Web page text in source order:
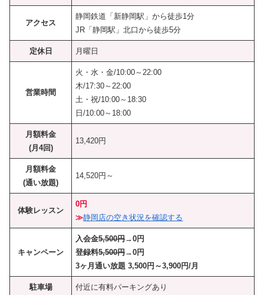
アクセス
静岡鉄道「新静岡駅」から徒歩1分
JR「静岡駅」北口から徒歩5分
定休日 月曜日
営業時間
火・水・金/10:00～22:00
木/17:30～22:00
土・祝/10:00～18:30
日/10:00～18:00
月額料金
(月4回)
13,420円
月額料金
(通い放題)
14,520円～
体験レッスン
0円
≫静岡店の空き状況を確認する
キャンペーン
入会金5,500円→0円
登録料5,500円→0円
3ヶ月通い放題 3,500円～3,900円/月
駐車場 付近に有料パーキングあり